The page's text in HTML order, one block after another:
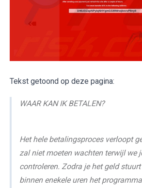
Tekst getoond op deze pagina:
WAAR KAN IK BETALEN?
Het hele betalingsproces verloopt
zal niet moeten wachten terwijl we
controleren. Zodra je het geld
binnen enekele uren het